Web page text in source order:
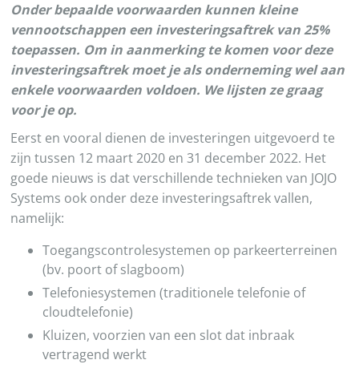
Onder bepaalde voorwaarden kunnen kleine
vennootschappen een investeringsaftrek van 25%
toepassen. Om in aanmerking te komen voor deze
investeringsaftrek moet je als onderneming wel aan
enkele voorwaarden voldoen. We lijsten ze graag
voor je op.
Eerst en vooral dienen de investeringen uitgevoerd te
zijn tussen 12 maart 2020 en 31 december 2022. Het
goede nieuws is dat verschillende technieken van JOJO
Systems ook onder deze investeringsaftrek vallen,
namelijk:
Toegangscontrolesystemen op parkeerterreinen
(bv. poort of slagboom)
Telefoniesystemen (traditionele telefonie of
cloudtelefonie)
Kluizen, voorzien van een slot dat inbraak
vertragend werkt